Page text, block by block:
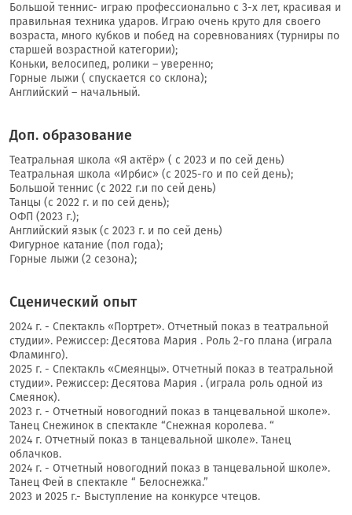
Большой теннис- играю профессионально с 3-х лет, красивая и
правильная техника ударов. Играю очень круто для своего
возраста, много кубков и побед на соревнованиях (турниры по
старшей возрастной категории);
Коньки, велосипед, ролики – уверенно;
Горные лыжи ( спускается со склона);
Английский – начальный.
Доп. образование
Театральная школа «Я актёр» ( с 2023 и по сей день)
Театральная школа «Ирбис» (с 2025-го и по сей день);
Большой теннис (с 2022 г.и по сей день)
Танцы (с 2022 г. и по сей день);
ОФП (2023 г.);
Английский язык (с 2023 г. и по сей день)
Фигурное катание (пол года);
Горные лыжи (2 сезона);
Сценический опыт
2024 г. - Спектакль «Портрет». Отчетный показ в театральной
студии». Режиссер: Десятова Мария . Роль 2-го плана (играла
Фламинго).
2025 г. - Спектакль «Смеянцы». Отчетный показ в театральной
студии». Режиссер: Десятова Мария . (играла роль одной из
Смеянок).
2023 г. - Отчетный новогодний показ в танцевальной школе».
Танец Снежинок в спектакле “Снежная королева. “
2024 г. Отчетный показ в танцевальной школе». Танец
облачков.
2024 г. - Отчетный новогодний показ в танцевальной школе».
Танец Фей в спектакле “ Белоснежка.”
2023 и 2025 г.- Выступление на конкурсе чтецов.